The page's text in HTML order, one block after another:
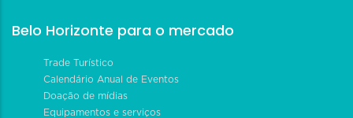
Belo Horizonte para o mercado
Trade Turístico
Calendário Anual de Eventos
Doação de mídias
Equipamentos e serviços